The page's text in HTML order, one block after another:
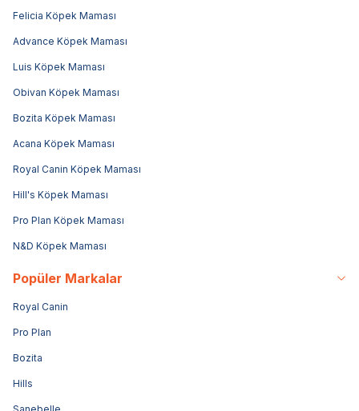
Felicia Köpek Maması
Advance Köpek Maması
Luis Köpek Maması
Obivan Köpek Maması
Bozita Köpek Maması
Acana Köpek Maması
Royal Canin Köpek Maması
Hill's Köpek Maması
Pro Plan Köpek Maması
N&D Köpek Maması
Popüler Markalar
Royal Canin
Pro Plan
Bozita
Hills